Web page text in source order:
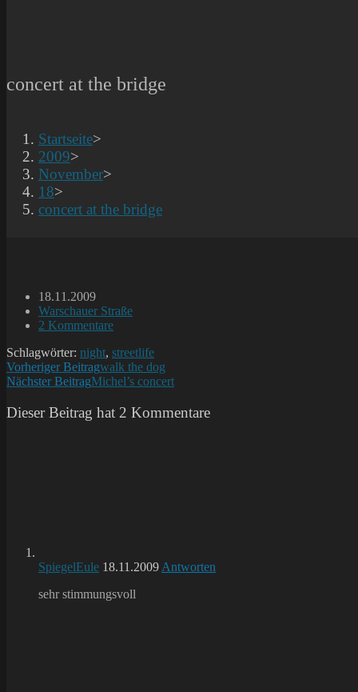
concert at the bridge
Startseite>
2009>
November>
18>
concert at the bridge
Beitrag
veröffentlicht:
18.11.2009
Beitrags-
Kategorie:
Warschauer Straße
Beitrags-
2 Kommentare
Schlagwörter: night, streetlife
Weitere
Artikel
ansehen
Vorheriger Beitragwalk the dog
Nächster BeitragMichel’s concert
Dieser Beitrag hat 2 Kommentare
SpiegelEule 18.11.2009 Antworten
sehr stimmungsvoll